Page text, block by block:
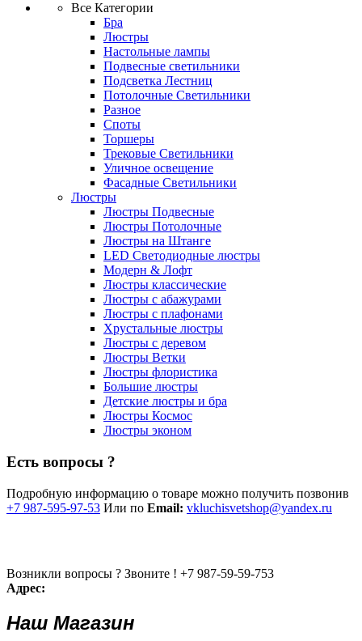
Все Категории
Бра
Люстры
Настольные лампы
Подвесные светильники
Подсветка Лестниц
Потолочные Светильники
Разное
Споты
Торшеры
Трековые Светильники
Уличное освещение
Фасадные Светильники
Люстры
Люстры Подвесные
Люстры Потолочные
Люстры на Штанге
LED Светодиодные люстры
Модерн & Лофт
Люстры классические
Люстры с абажурами
Люстры с плафонами
Хрустальные люстры
Люстры с деревом
Люстры Ветки
Люстры флористика
Большие люстры
Детские люстры и бра
Люстры Космос
Люстры эконом
Есть вопросы ?
Подробную информацию о товаре можно получить позвонив
+7 987-595-97-53 Или по Email: vkluchisvetshop@yandex.ru
Возникли вопросы ? Звоните ! +7 987-59-59-753
Адрес:
Наш Магазин